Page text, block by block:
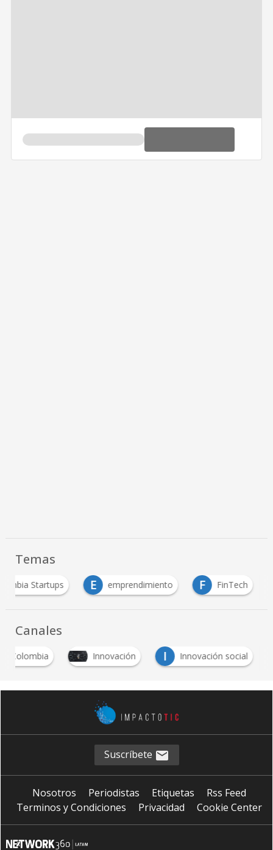
Temas
Startups E emprendimiento F FinTech
Canales
Colombia Innovación I Innovación social
Suscríbete
Nosotros Periodistas Etiquetas
Rss Feed
Terminos y Condiciones
Privacidad Cookie Center